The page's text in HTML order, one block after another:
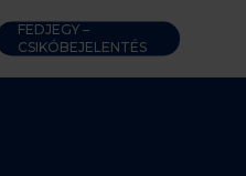
FEDJEGY –
CSIKÓBEJELENTÉS